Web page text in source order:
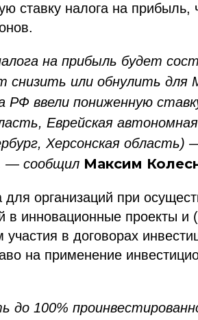
ставку налога на прибыль,
на прибыль будет
снизить или обнулить
РФ ввели пониженную
Еврейская
Херсонская область)
— сообщил Максим
организаций при
в инновационные проекты и
участия в договорах
на применение
100%